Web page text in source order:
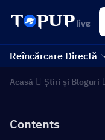
Reîncărcare Directă
Acasă Știri și Bloguri
Contents